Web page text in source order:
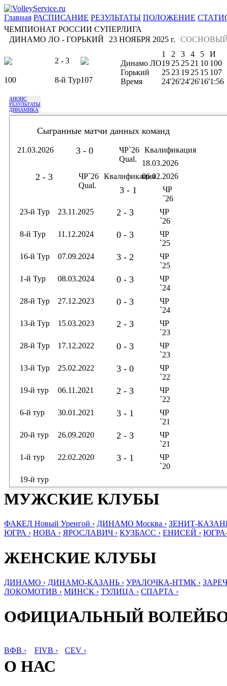
Главная РАСПИСАНИЕ РЕЗУЛЬТАТЫ ПОЛОЖЕНИЕ
ЧЕМПИОНАТ РОССИИ СУПЕРЛИГА
ДИНАМО ЛО - ГОРЬКИЙ
23 НОЯБРЯ 2025 г.
2 - 3
100 8-й Тур107
1 2 3 4 5
И
Динамо ЛО19 25 25 21 10 100
Горький
25 23 19 25 15 107
Время
24'26'24'26'16'1:56
АНОНС
РЕЗУЛЬТАТЫ
ДИНАМИКА
Сыгранные матчи данных команд
21.03.2026 3 - 0
ЧР`26
Qual.
Квалификация
18.03.2026
2 - 3
ЧР`26
Qual.
Квалификация06.02.2026
3 - 1
ЧР
`26
23-й Тур
23.11.2025 2 - 3
ЧР
`26
8-й Тур
11.12.2024 0 - 3
ЧР
`25
16-й Тур
07.09.2024 3 - 2
ЧР
`25
1-й Тур
08.03.2024 0 - 3
ЧР
`24
28-й Тур
27.12.2023 0 - 3
ЧР
`24
13-й Тур
15.03.2023 2 - 3
ЧР
`23
28-й Тур
17.12.2022 0 - 3
ЧР
`23
13-й Тур
25.02.2022 3 - 0
ЧР
`22
19-й тур
06.11.2021 2 - 3
ЧР
`22
6-й тур
30.01.2021 3 - 1
ЧР
`21
20-й тур
26.09.2020 2 - 3
ЧР
`21
1-й тур
22.02.2020 3 - 1
ЧР
`20
19-й тур
МУЖСКИЕ КЛУБЫ
ФАКЕЛ Новый Уренгой › ДИНАМО Москва › ЗЕНИТ-
ЮГРА › НОВА › ЯРОСЛАВИЧ › КУЗБАСС › ЕНИСЕЙ ›
ЖЕНСКИЕ КЛУБЫ
ДИНАМО › ДИНАМО-КАЗАНЬ › УРАЛОЧКА-НТМК ›
ЛОКОМОТИВ › МИНСК › ТУЛИЦА › СПАРТА ›
ОФИЦИАЛЬНЫЙ
ВФВ › FIVB › CEV ›
О НАС